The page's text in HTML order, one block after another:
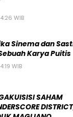
WIB
Sinema dan
Karya Puitis
WIB
SAHAM